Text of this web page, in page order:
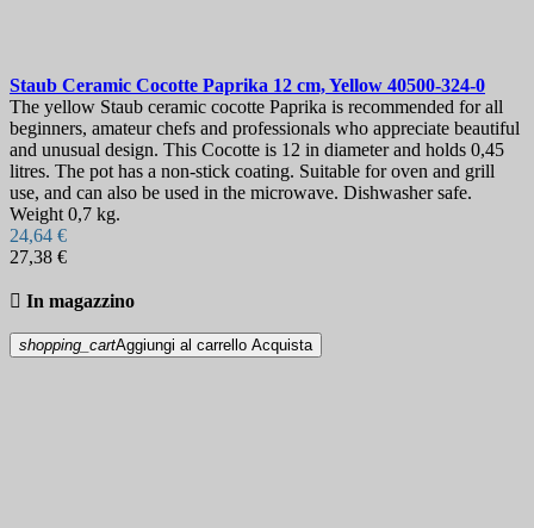
Staub Ceramic Cocotte Paprika 12 cm, Yellow 40500-324-0
The yellow Staub ceramic cocotte Paprika is recommended for all
beginners, amateur chefs and professionals who appreciate beautiful
and unusual design. This Cocotte is 12 in diameter and holds 0,45
litres. The pot has a non-stick coating. Suitable for oven and grill
use, and can also be used in the microwave. Dishwasher safe.
Weight 0,7 kg.
24,64 €
27,38 €
 In magazzino
shopping_cartAggiungi al carrello Acquista